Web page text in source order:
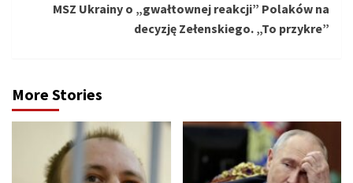
MSZ Ukrainy o „gwałtownej reakcji” Polaków na
decyzję Zełenskiego. „To przykre”
More Stories